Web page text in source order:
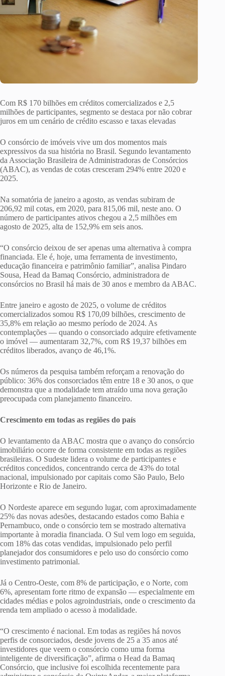
Com R$ 170 bilhões em créditos comercializados e 2,5
milhões de participantes, segmento se destaca por não cobrar
juros em um cenário de crédito escasso e taxas elevadas
O consórcio de imóveis vive um dos momentos mais
expressivos da sua história no Brasil. Segundo levantamento
da Associação Brasileira de Administradoras de Consórcios
(ABAC), as vendas de cotas cresceram 294% entre 2020 e
2025.
Na somatória de janeiro a agosto, as vendas subiram de
206,92 mil cotas, em 2020, para 815,06 mil, neste ano. O
número de participantes ativos chegou a 2,5 milhões em
agosto de 2025, alta de 152,9% em seis anos.
“O consórcio deixou de ser apenas uma alternativa à compra
financiada. Ele é, hoje, uma ferramenta de investimento,
educação financeira e patrimônio familiar”, analisa Pindaro
Sousa, Head da Bamaq Consórcio, administradora de
consórcios no Brasil há mais de 30 anos e membro da ABAC.
Entre janeiro e agosto de 2025, o volume de créditos
comercializados somou R$ 170,09 bilhões, crescimento de
35,8% em relação ao mesmo período de 2024. As
contemplações — quando o consorciado adquire efetivamente
o imóvel — aumentaram 32,7%, com R$ 19,37 bilhões em
créditos liberados, avanço de 46,1%.
Os números da pesquisa também reforçam a renovação do
público: 36% dos consorciados têm entre 18 e 30 anos, o que
demonstra que a modalidade tem atraído uma nova geração
preocupada com planejamento financeiro.
Crescimento em todas as regiões do país
O levantamento da ABAC mostra que o avanço do consórcio
imobiliário ocorre de forma consistente em todas as regiões
brasileiras. O Sudeste lidera o volume de participantes e
créditos concedidos, concentrando cerca de 43% do total
nacional, impulsionado por capitais como São Paulo, Belo
Horizonte e Rio de Janeiro.
O Nordeste aparece em segundo lugar, com aproximadamente
25% das novas adesões, destacando estados como Bahia e
Pernambuco, onde o consórcio tem se mostrado alternativa
importante à moradia financiada. O Sul vem logo em seguida,
com 18% das cotas vendidas, impulsionado pelo perfil
planejador dos consumidores e pelo uso do consórcio como
investimento patrimonial.
Já o Centro-Oeste, com 8% de participação, e o Norte, com
6%, apresentam forte ritmo de expansão — especialmente em
cidades médias e polos agroindustriais, onde o crescimento da
renda tem ampliado o acesso à modalidade.
“O crescimento é nacional. Em todas as regiões há novos
perfis de consorciados, desde jovens de 25 a 35 anos até
investidores que veem o consórcio como uma forma
inteligente de diversificação”, afirma o Head da Bamaq
Consórcio, que inclusive foi escolhida recentemente para